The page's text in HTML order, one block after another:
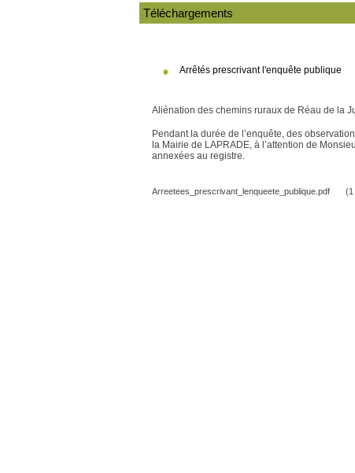
Téléchargements
Arrêtés prescrivant l'enquête publique
Aliénation des chemins ruraux de Réau de la
Pendant la durée de l’enquête, des
la Mairie de LAPRADE, à l’attention de
annexées au registre.
Arreetees_prescrivant_lenqueete_publique.pdf (1